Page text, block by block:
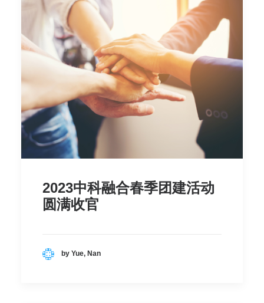
2023中科融合春季团建活动
圆满收官
by Yue, Nan